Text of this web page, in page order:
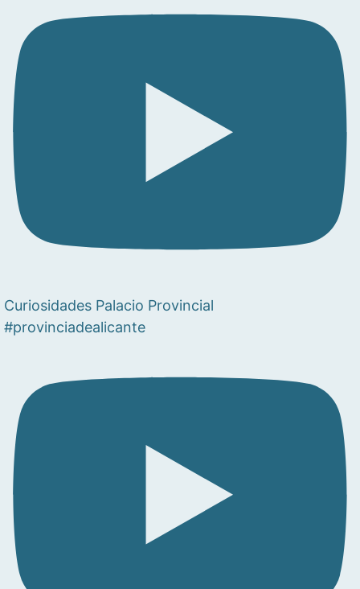
Curiosidades Palacio Provincial
#provinciadealicante